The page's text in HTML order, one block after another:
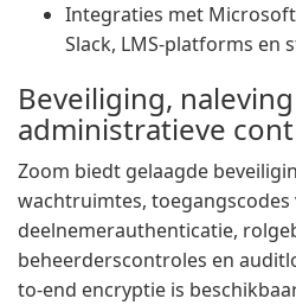
Integraties met Microsoft
Slack, LMS-platforms en
Beveiliging,
administratieve
Zoom biedt gelaagde
wachtruimtes,
deelnemerauthenticatie,
beheerderscontroles en
to-end encryptie is